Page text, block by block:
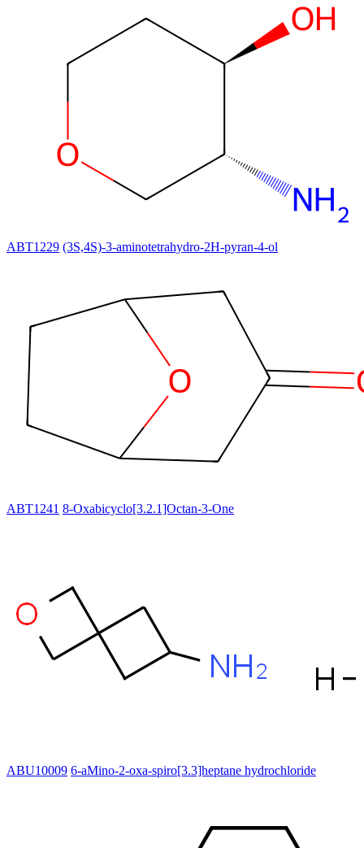
ABT1229 (3S,4S)-3-aminotetrahydro-2H-pyran-4-ol
ABT1241 8-Oxabicyclo[3.2.1]Octan-3-One
ABU10009 6-aMino-2-oxa-spiro[3.3]heptane hydrochloride